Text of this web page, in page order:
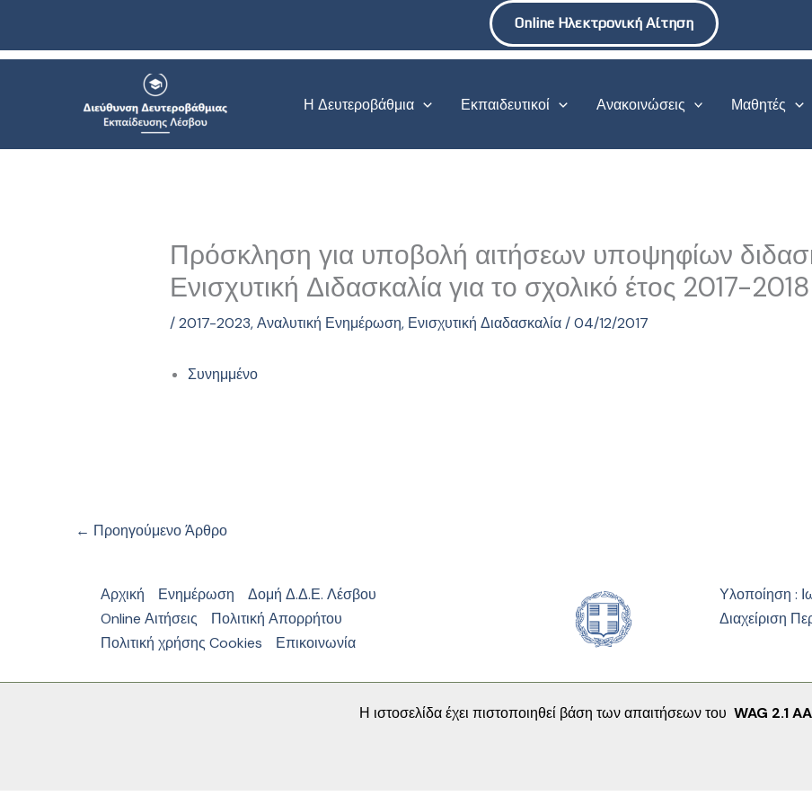
περιεχόμενο
Online Ηλεκτρονική Αίτηση
Η Δευτεροβάθμια Εκπαιδευτικοί Ανακοινώσεις Μαθητές
Πρόσκληση για υποβολή αιτήσεων υποψηφίων
Ενισχυτική Διδασκαλία για το σχολικό έτος 2017-2018
/2017-2023,Αναλυτική Ενημέρωση, Ενισχυτική Διαδασκαλία/04/12/2017
Συνημμένο
← Προηγούμενο Άρθρο
Αρχική Ενημέρωση
Δομή Δ.Δ.Ε. Λέσβου
Online Αιτήσεις
Πολιτική Απορρήτου
Πολιτική χρήσης Cookies
Επικοινωνία
Υλοποίηση :
Διαχείριση
Η ιστοσελίδα έχει πιστοποιηθεί βάση των απαιτήσεων του WAG 2.1 AA